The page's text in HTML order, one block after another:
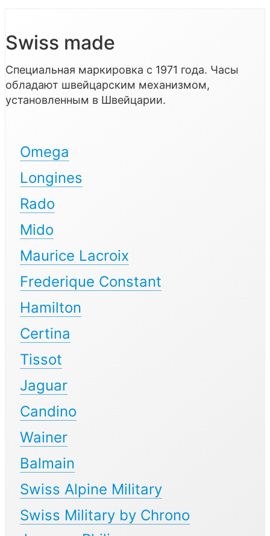
Swiss made
Специальная маркировка с 1971 года. Часы
обладают швейцарским механизмом,
установленным в Швейцарии.
Omega
Longines
Rado
Mido
Maurice Lacroix
Frederique Constant
Hamilton
Certina
Tissot
Jaguar
Candino
Wainer
Balmain
Swiss Alpine Military
Swiss Military by Chrono